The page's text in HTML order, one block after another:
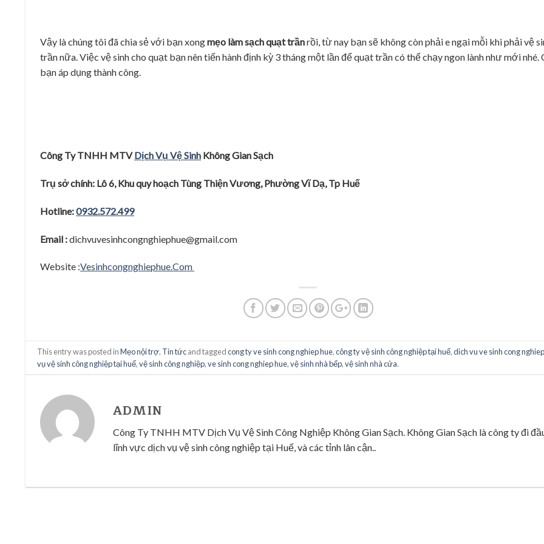
Vậy là chúng tôi đã chia sẻ với bạn xongmẹo làm sạch quạt trầnrồi, từ nay bạn sẽ không còn phải e ngại mỗi khi phải vệ
trần nữa. Việc vệ sinh cho quạt bạn nên tiến hành định kỳ 3 tháng một lần để quạt trần có thể chạy ngon lành như mới nhé.
bạn áp dụng thành công.
Công Ty TNHH MTVDịch Vụ Vệ Sinh Không Gian Sạch
Trụ sởchính: Lô 6, Khu quy hoạch Tùng Thiện Vương, Phường VĩDạ, Tp Huê
Hotline:0932.572.499
Email :dichvuvesinhcongnghiephue@gmail.com
Website :Vesinhcongnghiephue.Com
This entry was posted inMẹo nội trợ, Tin tứcand taggedcong ty ve sinh cong nghiep hue,công ty vệ sinh công nghiệp tại huế,dich vu ve sinh cong
vụ vệ sinh công nghiệp tại huế,vệ sinh công nghiệp,ve sinh cong nghiep hue,vệ sinh nhà bếp,vệ sinh nhà cửa.
ADMIN
Công Ty TNHH MTV Dịch Vụ Vệ Sinh Công Nghiệp Không Gian Sạch. Không Gian Sạch là công ty đi
lĩnh vực dịch vụ vệ sinh công nghiệp tại Huế, và các tỉnh lân cận..